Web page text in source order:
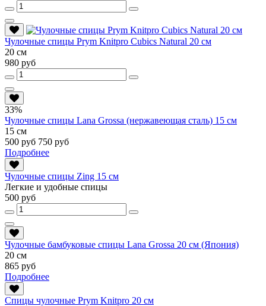
Чулочные спицы Prym Knitpro Cubics Natural 20 см
20 см
980 руб
33%
Чулочные спицы Lana Grossa (нержавеющая сталь) 15 см
15 см
500 руб 750 руб
Подробнее
Чулочные спицы Zing 15 см
Легкие и удобные спицы
500 руб
Чулочные бамбуковые спицы Lana Grossa 20 см (Япония)
20 см
865 руб
Подробнее
Спицы чулочные Prym Knitpro 20 см